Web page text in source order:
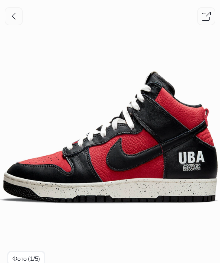
Фото (1/5)